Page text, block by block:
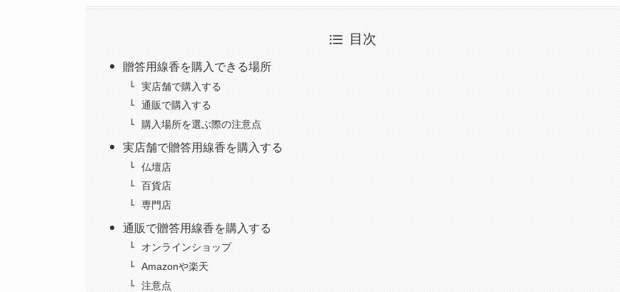
目次
贈答用線香を購入できる場所
実店舗で購入する
通販で購入する
購入場所を選ぶ際の注意点
実店舗で贈答用線香を購入する
仏壇店
百貨店
専門店
通販で贈答用線香を購入する
オンラインショップ
Amazonや楽天
注意点